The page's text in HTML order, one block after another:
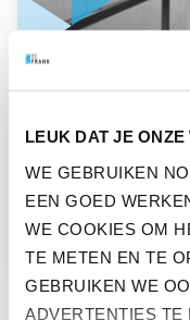
LEUK DAT JE
WE GEBRUIKEN
EEN GOED
WE COOKIES OM
TE METEN EN TE
GEBRUIKEN WE
ADVERTENTIES
DE